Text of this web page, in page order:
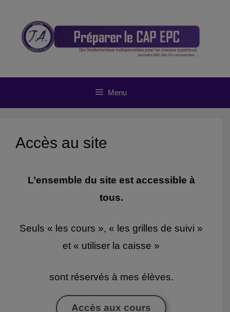
contenu
Menu
Accès au site
L’ensemble du site est accessible à
tous.
Seuls « les cours », « les grilles de suivi »
et « utiliser la caisse »
sont réservés à mes élèves.
Accès aux cours